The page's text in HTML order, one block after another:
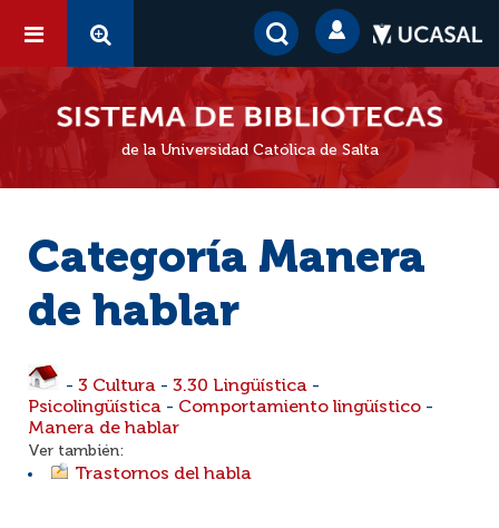
de la Universidad Católica de Salta
Categoría Manera
de hablar
- 3 Cultura - 3.30 Lingüística -
Psicolingüística - Comportamiento lingüístico -
Manera de hablar
Ver también:
Trastornos del habla